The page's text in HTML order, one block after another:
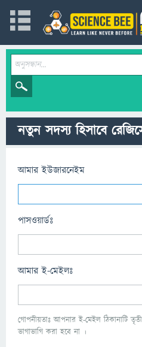
নতুন সদস্য হিসাবে
আমার ইউজারনেইম
পাসওয়ার্ডঃ
আমার ই-মেইলঃ
গোপনীয়তাঃ আপনার ই-মেইল ঠিকানাটি
ভাগাভাগি করা হবে না ।